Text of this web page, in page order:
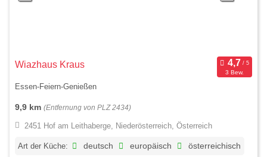
Wiazhaus Kraus
3 Bew.
Essen-Feiern-Genießen
9,9 km (Entfernung von PLZ 2434)
2451 Hof am Leithaberge, Niederösterreich, Österreich
Art der Küche: deutsch europäisch österreichisch